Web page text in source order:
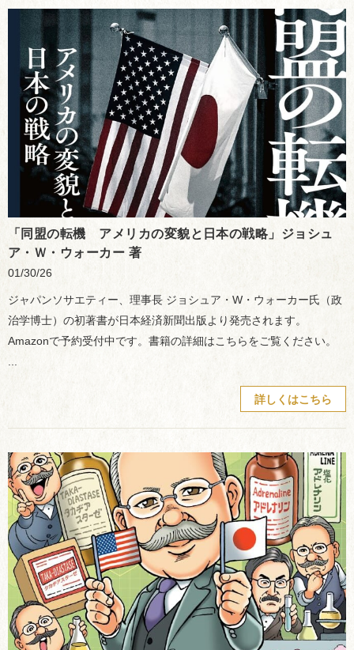
「同盟の転機 アメリカの変貌と日本の戦略」ジョシュ
ア・Ｗ・ウォーカー 著
01/30/26
ジャパンソサエティー、理事長 ジョシュア・W・ウォーカー氏（政
治学博士）の初著書が日本経済新聞出版より発売されます。
Amazonで予約受付中です。書籍の詳細はこちらをご覧ください。
詳しくはこちら